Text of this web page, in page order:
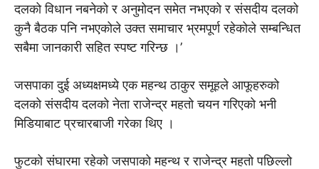
दलको विधान नबनेको र अनुमोदन समेत नभएको र संसदीय दलको
कुनै बैठक पनि नभएकोले उक्त समाचार भ्रमपूर्ण रहेकोले सम्बन्धित
सबैमा जानकारी सहित स्पष्ट गरिन्छ ।’
जसपाका दुई अध्यक्षमध्ये एक महन्थ ठाकुर समूहले आफूहरुको
दलको संसदीय दलको नेता राजेन्द्र महतो चयन गरिएको भनी
मिडियाबाट प्रचारबाजी गरेका थिए ।
फुटको संघारमा रहेको जसपाको महन्थ र राजेन्द्र महतो पछिल्लो